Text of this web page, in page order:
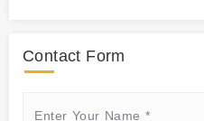
Contact Form